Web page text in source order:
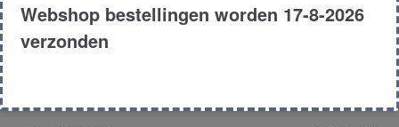
Type :
Webshop bestellingen worden 17-8-2026
verzonden